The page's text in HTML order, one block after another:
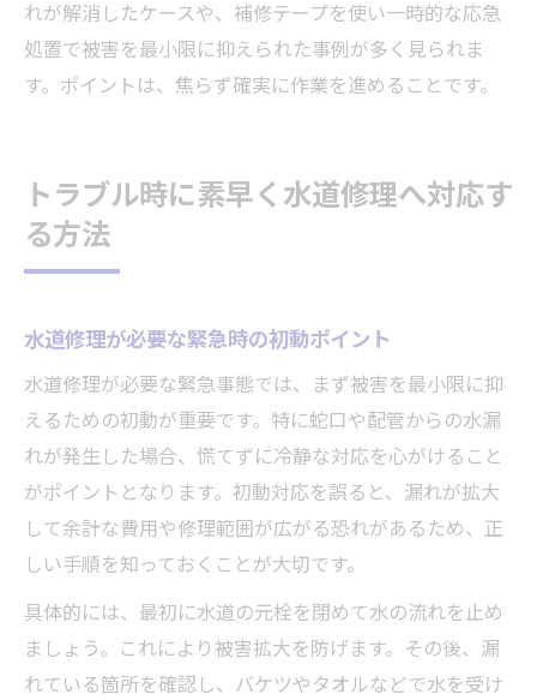
れが解消したケースや、補修テープを使い一時的な応急
処置で被害を最小限に抑えられた事例が多く見られま
す。ポイントは、焦らず確実に作業を進めることです。
トラブル時に素早く水道修理へ対応す
る方法
水道修理が必要な緊急時の初動ポイント
水道修理が必要な緊急事態では、まず被害を最小限に抑
えるための初動が重要です。特に蛇口や配管からの水漏
れが発生した場合、慌てずに冷静な対応を心がけること
がポイントとなります。初動対応を誤ると、漏れが拡大
して余計な費用や修理範囲が広がる恐れがあるため、正
しい手順を知っておくことが大切です。
具体的には、最初に水道の元栓を閉めて水の流れを止め
ましょう。これにより被害拡大を防げます。その後、漏
れている箇所を確認し、バケツやタオルなどで水を受け